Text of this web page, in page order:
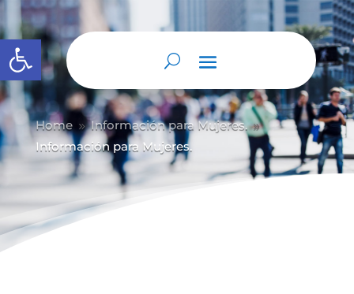
Abrir barra de herramientas
Home 9 Información para Mujeres. 9
Información para Mujeres.